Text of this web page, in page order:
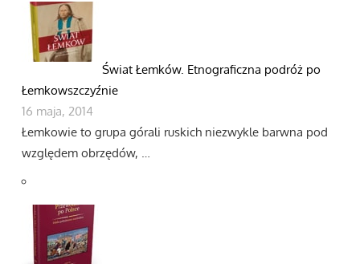
Świat Łemków. Etnograficzna podróż po
Łemkowszczyźnie
16 maja, 2014
Łemkowie to grupa górali ruskich niezwykle barwna pod
względem obrzędów, …